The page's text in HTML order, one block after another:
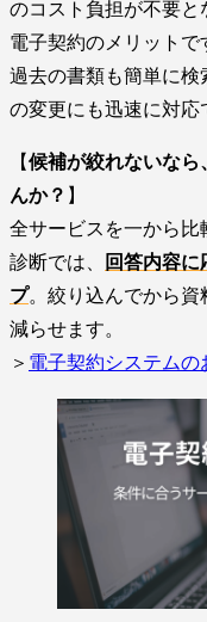
のコスト負担が不要
電子契約のメリットで
過去の書類も簡単に
の変更にも迅速に対応
【候補が絞れないな
んか？ 】
全サービスを一から
診断では、
回答内容
プ。絞り込んでから資
減らせます。
＞ 電子契約システムの